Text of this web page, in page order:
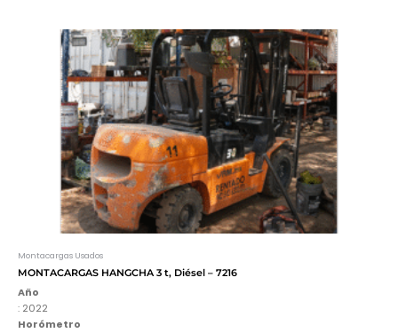
Montacargas Usados
MONTACARGAS HANGCHA 3 t, Diésel – 7216
Año
: 2022
Horómetro